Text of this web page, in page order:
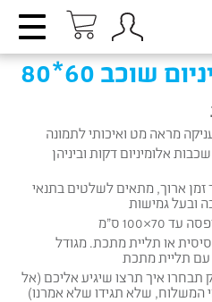
שוכב 60*80
מראה מט ואיכותי לתמונה
אלומיניום דקות וביניהן
זמן ארוך, מתאים לשלטים בתנאי
ובעל גמישות
ס”מ
או תליית מתכת. מגודל
רק תבחרו איך תרצו שיגיע אליכם (אל
שלא תגידו שלא אמרנו)